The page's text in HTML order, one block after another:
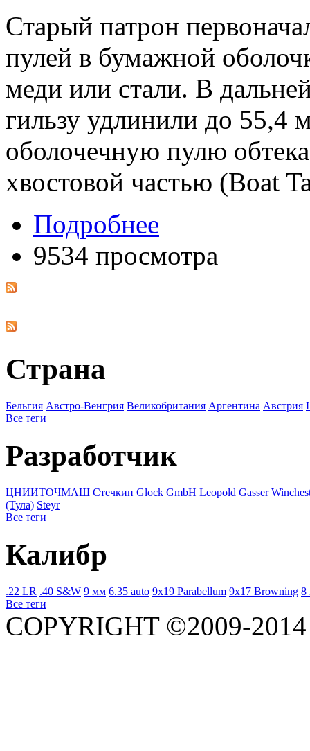
Старый патрон
пулей в бумажной
меди или стали. В
гильзу удлинили до 55,4
оболочечную пулю
хвостовой частью (Boat
Подробнее
9534 просмотра
Страна
Бельгия Австро-Венгрия Великобритания Аргентина Австрия
Все теги
Разработчик
ЦНИИТОЧМАШ Стечкин Glock GmbH Leopold Gasser
(Тула) Steyr
Все теги
Калибр
.22 LR .40 S&W 9 мм 6.35 auto 9x19 Parabellum 9x17 Browning 8
Все теги
COPYRIGHT ©2009-